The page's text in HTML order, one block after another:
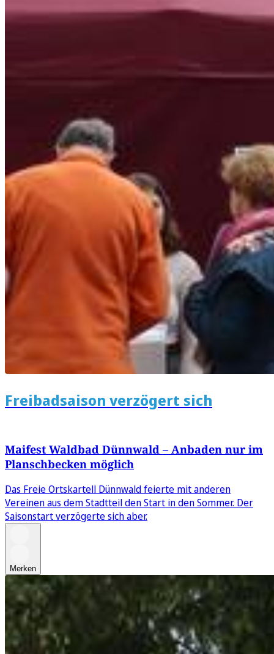
Freibadsaison verzögert sich
Maifest Waldbad Dünnwald – Anbaden nur im
Planschbecken möglich
Das Freie Ortskartell Dünnwald feierte mit anderen
Vereinen aus dem Stadtteil den Start in den Sommer. Der
Saisonstart verzögerte sich aber.
Merken